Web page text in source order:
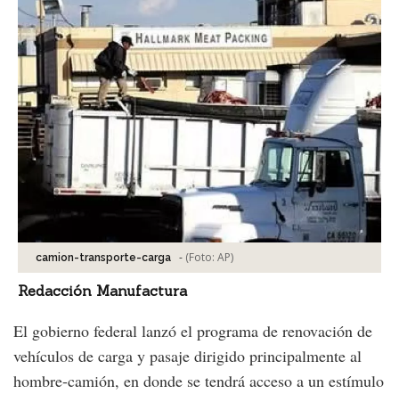
camion-transporte-carga - (Foto: AP)
Redacción Manufactura
El gobierno federal lanzó el programa de renovación de
vehículos de carga y pasaje dirigido principalmente al
hombre-camión, en donde se tendrá acceso a un estímulo